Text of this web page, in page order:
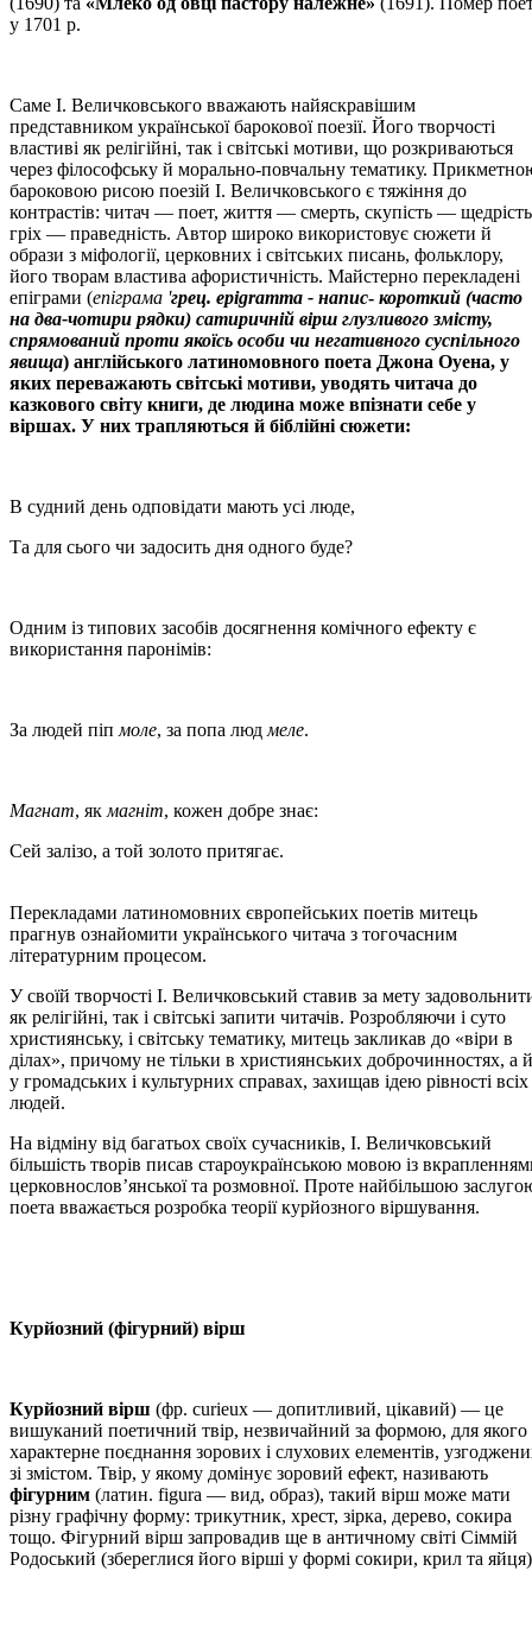
у 1701 р.
Саме І. Величковського вважають найяскравішим
представником української барокової поезії. Його творчості
властиві як релігійні, так і світські мотиви, що розкриваються
через філософську й морально-повчальну тематику.
бароковою рисою поезій І. Величковського є тяжіння до
контрастів: читач — поет, життя — смерть, скупість —
гріх — праведність. Автор широко використовує сюжети й
образи з міфології, церковних і світських писань, фольклору,
його творам властива афористичність. Майстерно перекладені
епіграми (епіграма 'грец. еpigramma - напис- короткий (часто
на два-чотири рядки) сатиричній вірш глузливого змісту,
спрямований проти якоїсь особи чи негативного суспільного
явища) англійського латиномовного поета Джона Оуена, у
яких переважають світські мотиви, уводять читача до
казкового світу книги, де людина може впізнати себе у
віршах. У них трапляються й біблійні сюжети:
В судний день одповідати мають усі люде,
Та для сього чи задосить дня одного буде?
Одним із типових засобів досягнення комічного ефекту є
використання паронімів:
За людей піп моле, за попа люд меле.
Магнат, як магніт, кожен добре знає:
Сей залізо, а той золото притягає.
Перекладами латиномовних європейських поетів митець
прагнув ознайомити українського читача з тогочасним
літературним процесом.
У своїй творчості І. Величковський ставив за мету
як релігійні, так і світські запити читачів. Розробляючи і суто
християнську, і світську тематику, митець закликав до «віри в
ділах», причому не тільки в християнських доброчинностях, а й
у громадських і культурних справах, захищав ідею рівності всіх
людей.
На відміну від багатьох своїх сучасників, І. Величковський
більшість творів писав староукраїнською мовою із
церковнослов’янської та розмовної. Проте найбільшою
поета вважається розробка теорії курйозного віршування.
Курйозний (фігурний) вірш
Курйозний вірш (фр. curieux — допитливий, цікавий) — це
вишуканий поетичний твір, незвичайний за формою, для якого
характерне поєднання зорових і слухових елементів,
зі змістом. Твір, у якому домінує зоровий ефект, називають
фігурним (латин. figura — вид, образ), такий вірш може мати
різну графічну форму: трикутник, хрест, зірка, дерево, сокира
тощо. Фігурний вірш запровадив ще в античному світі Сіммій
Родоський (збереглися його вірші у формі сокири, крил та